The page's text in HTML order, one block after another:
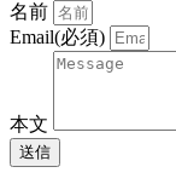
名前
Email(必須)
本文
送信